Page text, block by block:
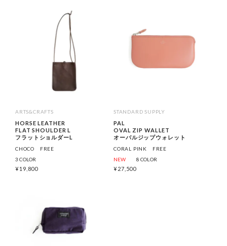
ARTS&CRAFTS
HORSE LEATHER
FLAT SHOULDER L
フラットショルダーL
CHOCO
FREE
3 COLOR
¥19,800
STANDARD SUPPLY
PAL
OVAL ZIP WALLET
オーバルジップウォレット
CORAL PINK
FREE
NEW
8 COLOR
¥27,500